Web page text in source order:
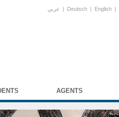
عربي | Deutsch | English |
AGENTS